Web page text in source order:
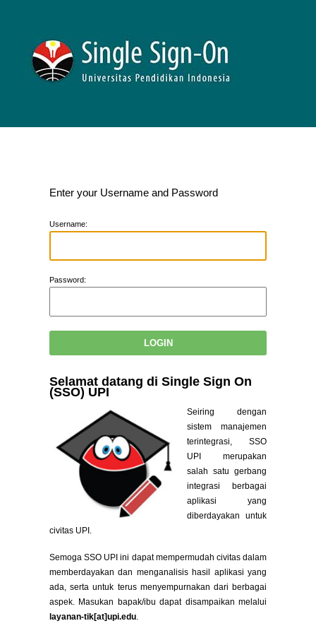
Enter your Username and Password
Username:
Password:
Selamat datang di Single Sign On
(SSO) UPI
Seiring dengan
sistem manajemen
terintegrasi, SSO
UPI merupakan
salah satu gerbang
integrasi berbagai
aplikasi yang
diberdayakan untuk
civitas UPI.
Semoga SSO UPI ini dapat mempermudah civitas dalam
memberdayakan dan menganalisis hasil aplikasi yang
ada, serta untuk terus menyempurnakan dari berbagai
aspek. Masukan bapak/ibu dapat disampaikan melalui
layanan-tik[at]upi.edu.